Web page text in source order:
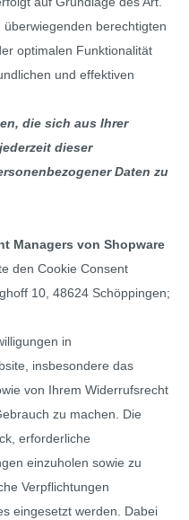
berechtigten
optimalen Funktionalität
und effektiven
die sich aus Ihrer
dieser
Daten zu
Managers von Shopware
den Cookie Consent
10, 48624 Schöppingen;
in
insbesondere das
von Ihrem Widerrufsrecht
zu machen. Die
erforderliche
einzuholen sowie zu
Verpflichtungen
eingesetzt werden. Dabei